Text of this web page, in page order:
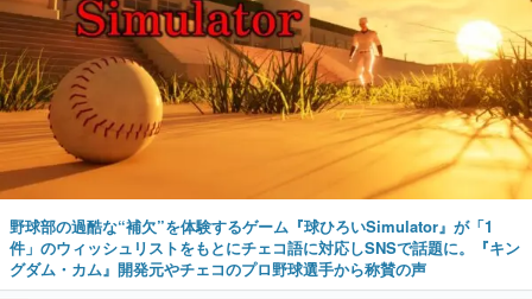
野球部の過酷な“補欠”を体験するゲーム『球ひろいSimulator』が「1
件」のウィッシュリストをもとにチェコ語に対応しSNSで話題に。『キン
グダム・カム』開発元やチェコのプロ野球選手から称賛の声